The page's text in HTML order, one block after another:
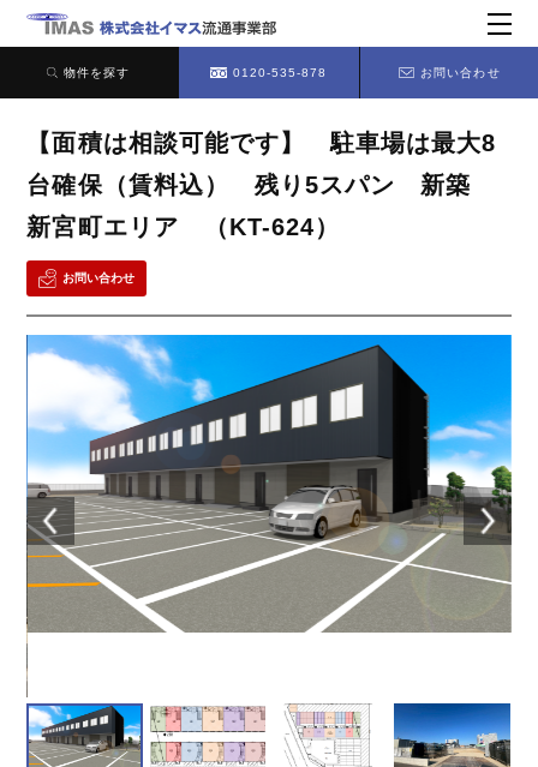
物件を探す 0120-535-878 お問い合わせ
【面積は相談可能です】 駐車場は最大8
台確保（賃料込） 残り5スパン 新築
新宮町エリア （KT-624）
お問い合わせ